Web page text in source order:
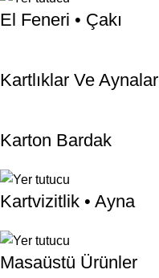
El Feneri • Çakı
Kartlıklar Ve Aynalar
Karton Bardak
Kartvizitlik • Ayna
Masaüstü Ürünler